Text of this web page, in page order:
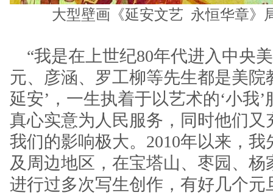
大型壁画《延安文艺 永恒华章》
“我是在上世纪80年代进入中央
元、彦涵、罗工柳等先生都是美院
延安’，一生执着于以艺术的‘小我’
真心实意为人民服务，同时他们又
我们的影响极大。2010年以来，我
及周边地区，在宝塔山、枣园、
进行过多次写生创作，有好几个元